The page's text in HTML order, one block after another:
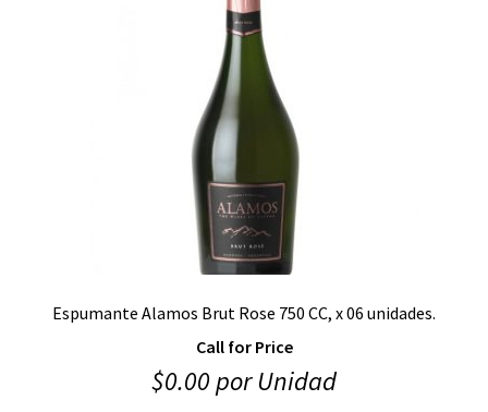
Espumante Alamos Brut Rose 750 CC, x 06 unidades.
Call for Price
$0.00por Unidad